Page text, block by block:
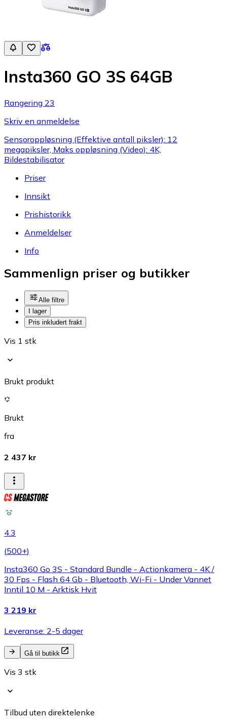
Insta360 GO 3S 64GB
Rangering 23
Skriv en anmeldelse
Sensoroppløsning (Effektive antall piksler): 12
megapiksler, Maks oppløsning (Video): 4K,
Bildestabilisator
Priser
Innsikt
Prishistorikk
Anmeldelser
Info
Sammenlign priser og butikker
Alle filtre
I lager
Pris inkludert frakt
Vis 1 stk
Brukt produkt
Brukt
fra
2 437 kr
4.3
(500+)
Insta360 Go 3S - Standard Bundle - Actionkamera - 4K /
30 Fps - Flash 64 Gb - Bluetooth, Wi-Fi - Under Vannet
Inntil 10 M - Arktisk Hvit
3 219 kr
Leveranse: 2-5 dager
Gå til butikk
Vis 3 stk
Tilbud uten direktelenke